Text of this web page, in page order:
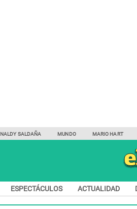
NALDY SALDAÑA MUNDO MARIO HART
ESPECTÁCULOS ACTUALIDAD